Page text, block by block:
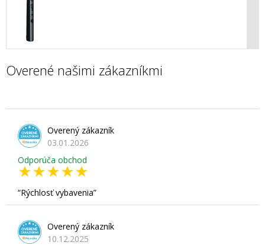
Overené našimi zákazníkmi
Overený zákazník
03.01.2026
Odporúča obchod
Rýchlosť vybavenia
Overený zákazník
10.12.2025